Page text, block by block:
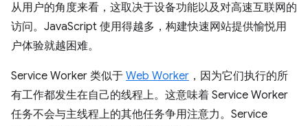
从用户的角度来看，这取决于设备功能以及对高速互联网的
访问。JavaScript 使用得越多，构建快速网站提供愉悦用
户体验就越困难。
Service Worker 类似于 Web Worker ，因为它们执行的所
有工作都发生在自己的线程上。这意味着 Service Worker
任务不会与主线程上的其他任务争用注意力。Service